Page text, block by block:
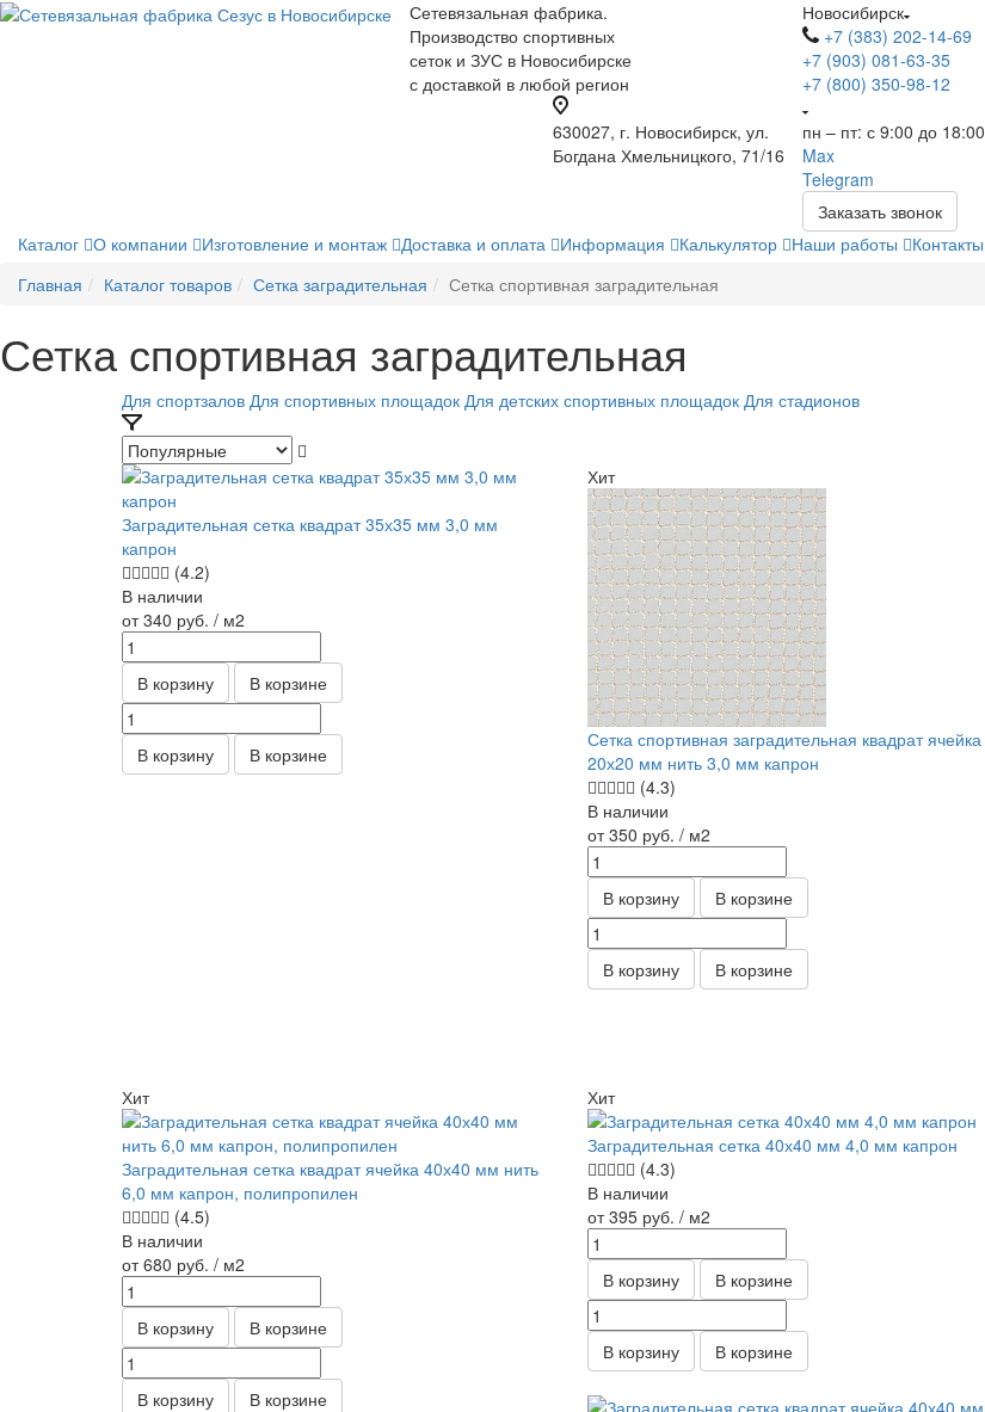
Сетевязальная фабрика.
Производство спортивных
сеток и ЗУС в Новосибирске
с доставкой в любой регион
Новосибирск
+7 (383) 202-14-69
+7 (903) 081-63-35
+7 (800) 350-98-12
пн – пт: с 9:00 до 18:00
Max
Telegram
Заказать звонок
630027, г. Новосибирск, ул.
Богдана Хмельницкого, 71/16
Каталог О компании Изготовление и монтаж Доставка и оплата Информация Калькулятор Наши работы
Контакты
Главная
Каталог товаров Сетка заградительная Сетка спортивная заградительная
Сетка спортивная заградительная
Для спортзалов Для спортивных площадок Для детских спортивных площадок Для стадионов
Заградительная сетка квадрат 35х35 мм 3,0 мм
капрон
(4.2)
В наличии
от 340 руб. / м2
В корзину В корзине
В корзину В корзине
Хит
Сетка спортивная заградительная квадрат ячейка
20х20 мм нить 3,0 мм капрон
(4.3)
В наличии
от 350 руб. / м2
В корзину В корзине
В корзину В корзине
Хит
Заградительная сетка квадрат ячейка 40х40 мм нить
6,0 мм капрон, полипропилен
(4.5)
В наличии
от 680 руб. / м2
В корзину В корзине
В корзину В корзине
Хит
Заградительная сетка 40х40 мм 4,0 мм капрон
(4.3)
В наличии
от 395 руб. / м2
В корзину В корзине
В корзину В корзине